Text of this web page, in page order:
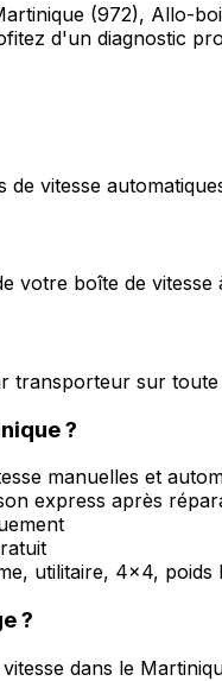
(972), Allo-
d'un diagnostic
vitesse
votre boîte de
transporteur sur
?
manuelles et
express après
utilitaire, 4x4, poids
?
dans le